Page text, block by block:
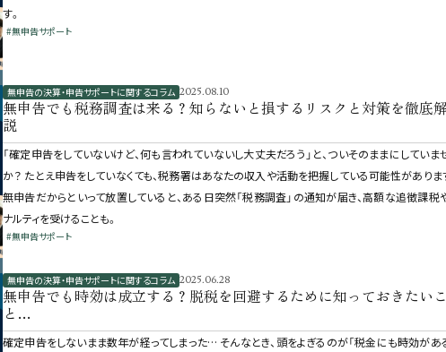
す。
#無申告サポート
無申告の決算・申告サポートに関するコラム 2025.08.10
無申告でも税務調査は来る？知らないと損するリスクと対策を徹底解
説
「確定申告をしていないけど、何も言われていないし大丈夫だろう」と、ついそのままにしていま
か？ たとえ申告をしていなくても、税務署はあなたの収入や活動を把握している可能性がありま
無申告だからといって放置していると、ある日突然「税務調査」の通知が届き、高額な追徴課税
ナルティを受けることも。
#無申告サポート
無申告の決算・申告サポートに関するコラム 2025.06.28
無申告でも時効は成立する？脱税を回避するために知っておきたいこ
と…
確定申告をしないまま数年が経ってしまった… そんなとき、頭をよぎるのが「税金にも時効があ